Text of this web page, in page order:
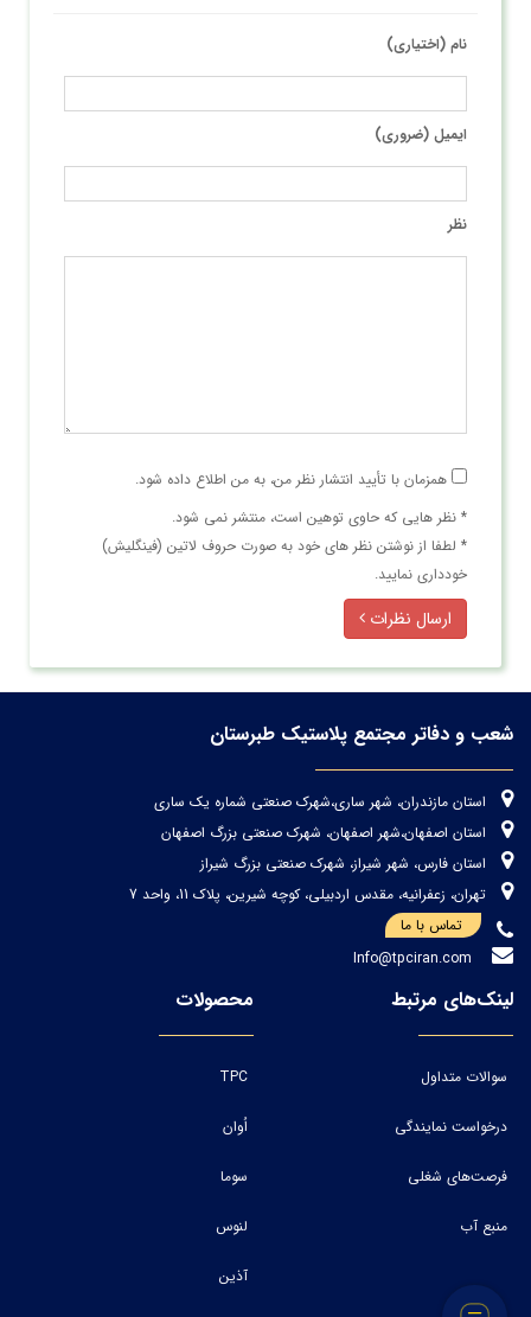
نام (اختیاری)
ایمیل (ضروری)
نظر
همزمان با تأیید انتشار نظر من، به من اطلاع داده شود.
* نظر هایی كه حاوی توهین است، منتشر نمی شود.
* لطفا از نوشتن نظر های خود به صورت حروف لاتین (فینگلیش)
خودداری نمایید.
ارسال نظرات
شعب و دفاتر مجتمع پلاستیک طبرستان
استان مازندران، شهر ساری،شهرک صنعتی شماره یک ساری
استان اصفهان،شهر اصفهان، شهرک صنعتی بزرگ اصفهان
استان فارس، شهر شیراز، شهرک صنعتی بزرگ شیراز
تهران، زعفرانیه، مقدس اردبیلی، کوچه شیرین، پلاک 11، واحد 7
تماس با ما
لینک‌های مرتبط
سوالات متداول
درخواست نمایندگی
فرصت‌های شغلی
منبع آب
محصولات
TPC
اُوان
سوما
لنوس
آذین